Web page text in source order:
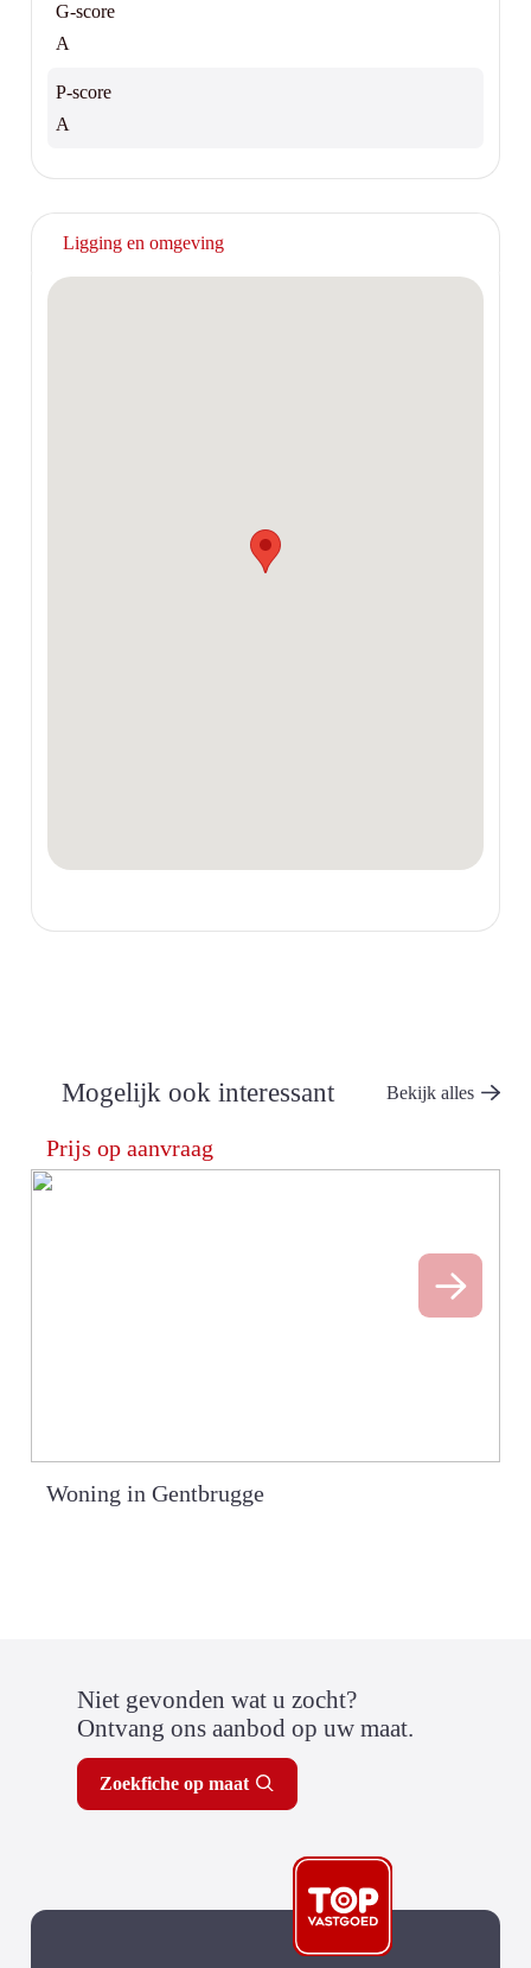
G-score
A
P-score
A
Ligging en omgeving
Mogelijk ook interessant Bekijk alles
Prijs op aanvraag
Woning in Gentbrugge
Niet gevonden wat u zocht?
Ontvang ons aanbod op uw maat.
Zoekfiche op maat